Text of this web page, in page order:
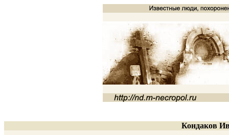
Кондаков